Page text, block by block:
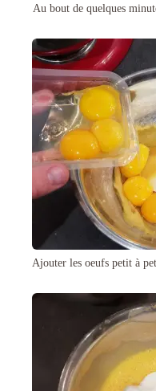
Au bout de quelques
Ajouter les oeufs petit à